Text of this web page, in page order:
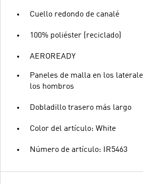
Cuello redondo de canalé
100% poliéster (reciclado)
AEROREADY
Paneles de malla en los
los hombros
Dobladillo trasero más largo
Color del artículo: White
Número de artículo: IR5463